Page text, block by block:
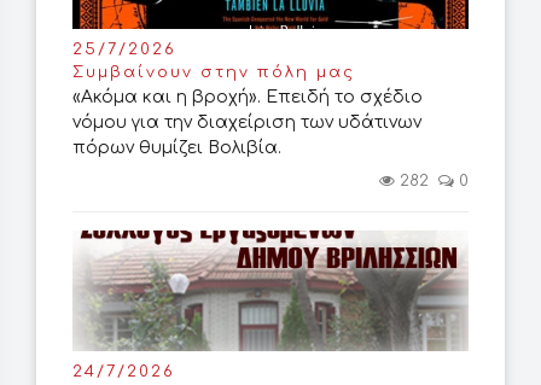
25/7/2026
Συμβαίνουν στην πόλη μας
«Ακόμα και η βροχή». Επειδή το σχέδιο
νόμου για την διαχείριση των υδάτινων
πόρων θυμίζει Βολιβία.
282 0
24/7/2026